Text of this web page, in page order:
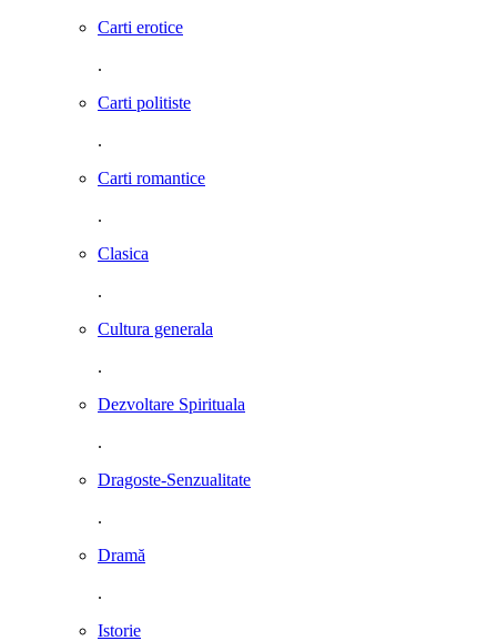
Carti erotice
.
Carti politiste
.
Carti romantice
.
Clasica
.
Cultura generala
.
Dezvoltare Spirituala
.
Dragoste-Senzualitate
.
Dramă
.
Istorie